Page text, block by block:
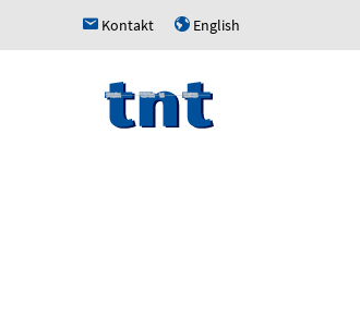
h Kontakt u English